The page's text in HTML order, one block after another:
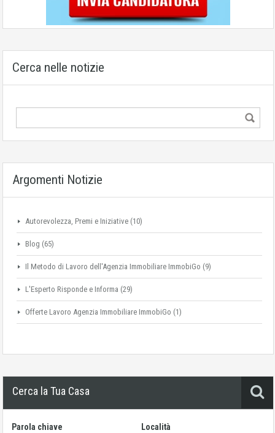
Cerca nelle notizie
Argomenti Notizie
Autorevolezza, Premi e Iniziative (10)
Blog (65)
Il Metodo di Lavoro dell'Agenzia Immobiliare ImmobiGo (9)
L'Esperto Risponde e Informa (29)
Offerte Lavoro Agenzia Immobiliare ImmobiGo (1)
Cerca la Tua Casa
Parola chiave Località